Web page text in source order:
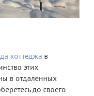
коттеджа в
этих
в отдаленных
до своего